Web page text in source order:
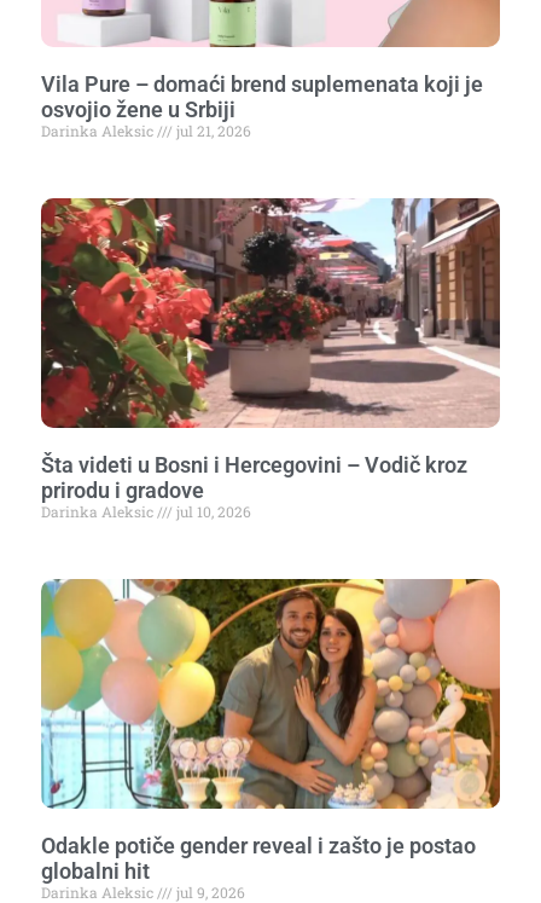
Vila Pure – domaći brend suplemenata koji je
osvojio žene u Srbiji
Darinka Aleksic jul 21, 2026
Šta videti u Bosni i Hercegovini – Vodič kroz
prirodu i gradove
Darinka Aleksic jul 10, 2026
Odakle potiče gender reveal i zašto je postao
globalni hit
Darinka Aleksic jul 9, 2026